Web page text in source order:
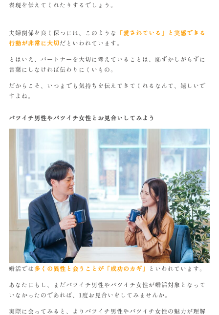
表現を伝えてくれたりするでしょう。
夫婦関係を良く保つには、このような 「愛されている」と実感できる
行動が非常に大切だといわれています。
とはいえ、パートナーを大切に考えていることは、恥ずかしがらずに
言葉にしなければ伝わりにくいもの。
だからこそ、いつまでも気持ちを伝えてきてくれるなんて、嬉しいで
すよね。
バツイチ男性やバツイチ女性とお見合いしてみよう
婚活では多くの異性と会うことが「成功のカギ」 といわれています。
あなたにもし、まだバツイチ男性やバツイチ女性が婚活対象となって
いなかったのであれば、1度お見合いをしてみませんか。
実際に会ってみると、よりバツイチ男性やバツイチ女性の魅力が理解